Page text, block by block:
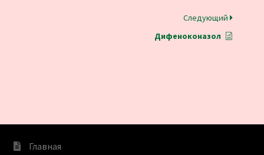
Следующий
Дифеноконазол
Главная